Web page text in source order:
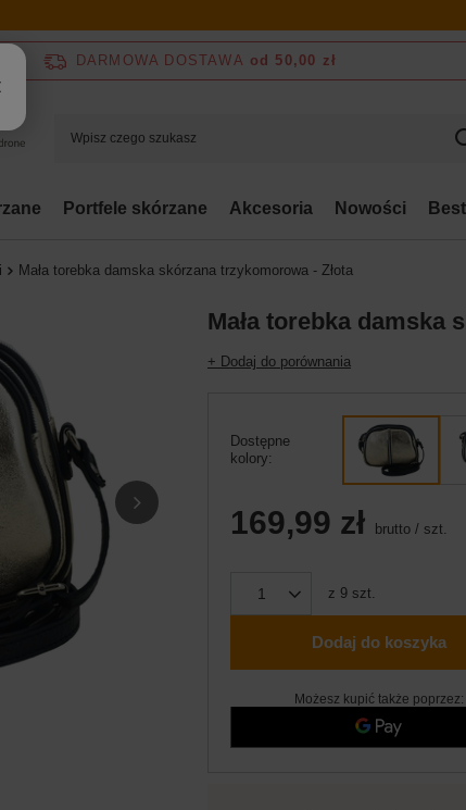
DARMOWA DOSTAWA od 50,00 zł
Portfele skórzane Akcesoria Nowości
Mała torebka damska skórzana trzykomorowa - Złota
Mała torebka damska
+ Dodaj do porównania
Dostępne
kolory
169,99 zł brutto / szt.
z 9 szt.
Dodaj do koszyka
Możesz kupić także poprzez: